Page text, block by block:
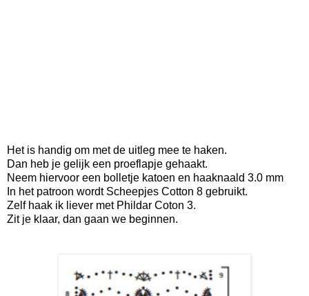
Het is handig om met de uitleg mee te haken.
Dan heb je gelijk een proeflapje gehaakt.
Neem hiervoor een bolletje katoen en haaknaald 3.0 mm
In het patroon wordt Scheepjes Cotton 8 gebruikt.
Zelf haak ik liever met Phildar Coton 3.
Zit je klaar, dan gaan we beginnen.